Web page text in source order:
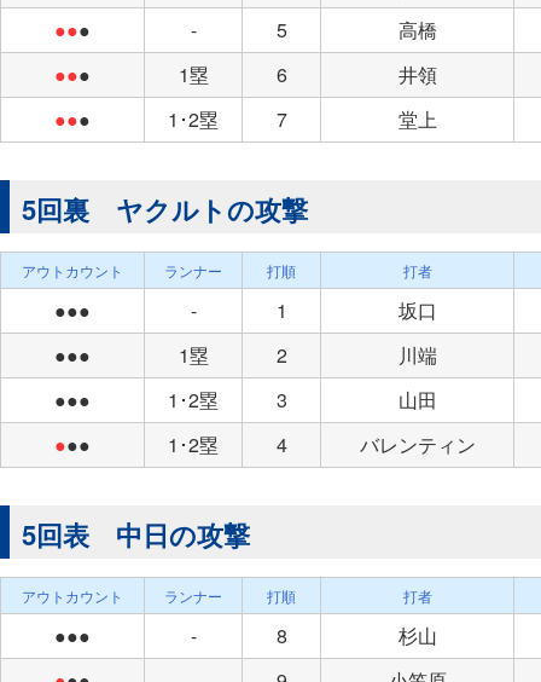
●●● - 5
高橋
●●● 1塁 6
井領
●●● 1･2塁 7 堂上
5回裏 ヤクルトの攻撃
アウトカウント ランナー 打順 打者
●●● - 1
坂口
●●●
1塁 2
川端
●●●
1･2塁 3
山田
●●● 1･2塁 4 バレンティン
5回表 中日の攻撃
アウトカウント ランナー 打順 打者
●●● - 8
杉山